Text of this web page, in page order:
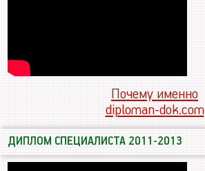
Почему именно
diploman-dok.com
ДИПЛОМ СПЕЦИАЛИСТА 2011-2013